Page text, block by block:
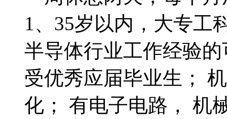
1、35岁以内，大专工
半导体行业工作经验
受优秀应届毕业生；
化； 有电子电路， 机